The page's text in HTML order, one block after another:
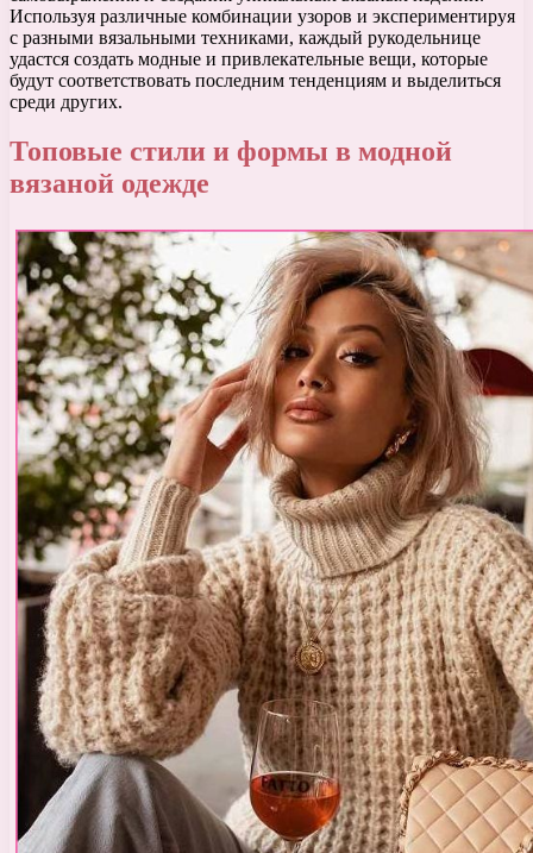
Используя различные комбинации узоров и экспериментируя
с разными вязальными техниками, каждый рукодельнице
удастся создать модные и привлекательные вещи, которые
будут соответствовать последним тенденциям и выделиться
среди других.
Топовые стили и формы в модной
вязаной одежде